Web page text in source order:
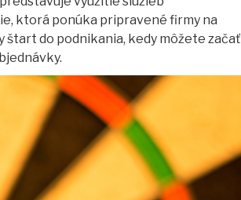
ktorá ponúka pripravené firmy na
do podnikania, kedy môžete začať